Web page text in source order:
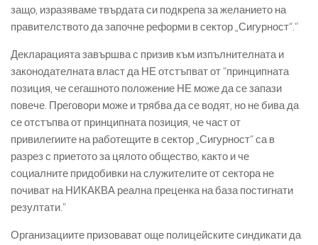
защо, изразяваме твърдата си подкрепа за желанието на
правителството да започне реформи в сектор „Сигурност“.”
Декларацията завършва с призив към изпълнителната и
законодателната власт да НЕ отстъпват от “принципната
позиция, че сегашното положение НЕ може да се запази
повече. Преговори може и трябва да се водят, но не бива да
се отстъпва от принципната позиция, че част от
привилегиите на работещите в сектор „Сигурност“ са в
разрез с приетото за цялото общество, както и че
социалните придобивки на служителите от сектора не
почиват на НИКАКВА реална преценка на база постигнати
резултати.”
Организациите призовават още полицейските синдикати да